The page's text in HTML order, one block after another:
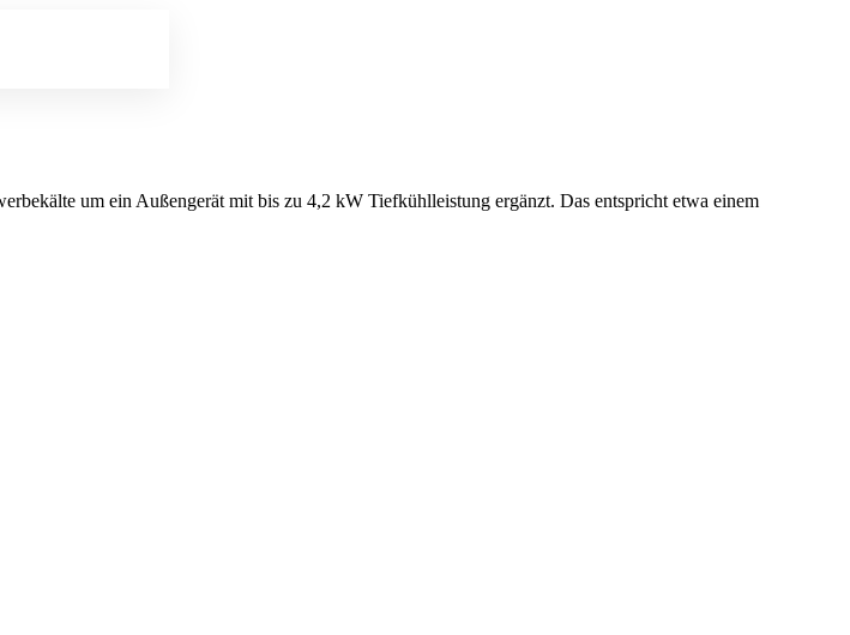
um ein Außengerät mit bis zu 4,2 kW Tiefkühlleistung ergänzt. Das entspricht etwa einem